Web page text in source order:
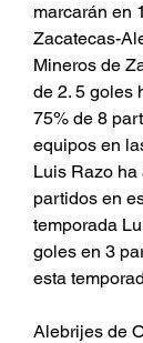
marcarán en
Zacatecas-
Mineros de
de 2. 5 goles
75% de 8
equipos en
Luis Razo
partidos en
temporada
goles en 3
esta
Alebrijes de